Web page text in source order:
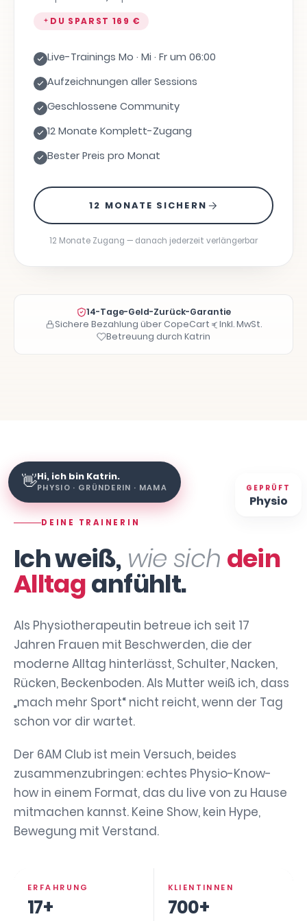
DU SPARST 169 €
Live-Trainings Mo · Mi · Fr um 06:00
Aufzeichnungen aller Sessions
Geschlossene Community
12 Monate Komplett-Zugang
Bester Preis pro Monat
12 MONATE SICHERN
12 Monate Zugang — danach jederzeit verlängerbar
14-Tage-Geld-Zurück-Garantie
Sichere Bezahlung über CopeCart
Inkl. MwSt.
Betreuung durch Katrin
👋Hi, ich bin Katrin.
PHYSIO · GRÜNDERIN · MAMA GEPRÜFT
Physio
DEINE TRAINERIN
Ich weiß, wie sich dein
Alltaganfühlt.
Als Physiotherapeutin betreue ich seit 17
Jahren Frauen mit Beschwerden, die der
moderne Alltag hinterlässt, Schulter, Nacken,
Rücken, Beckenboden. Als Mutter weiß ich, dass
„mach mehr Sport“ nicht reicht, wenn der Tag
schon vor dir wartet.
Der 6AM Club ist mein Versuch, beides
zusammenzubringen: echtes Physio-Know-
how in einem Format, das du live von zu Hause
mitmachen kannst. Keine Show, kein Hype,
Bewegung mit Verstand.
ERFAHRUNG
17+
KLIENTINNEN
700+